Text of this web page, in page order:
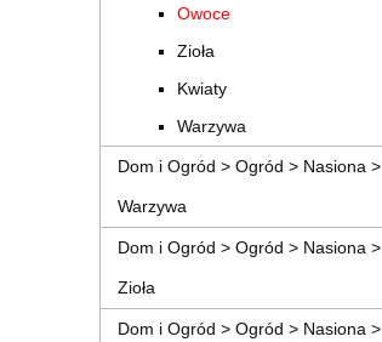
Owoce
Zioła
Kwiaty
Warzywa
Dom i Ogród > Ogród > Nasiona >
Warzywa
Dom i Ogród > Ogród > Nasiona >
Zioła
Dom i Ogród > Ogród > Nasiona >